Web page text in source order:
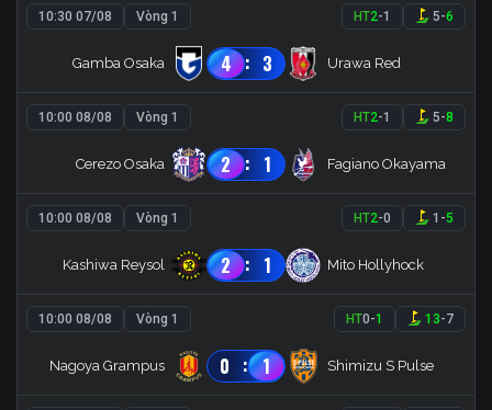
10:30 07/08 Vòng 1 HT2-1 5-6
Gamba Osaka 4 : 3 Urawa Red
10:00 08/08 Vòng 1 HT2-1 5-8
Cerezo Osaka 2 : 1 Fagiano Okayama
10:00 08/08 Vòng 1 HT2-0 1 -5
Kashiwa Reysol 2 : 1 Mito Hollyhock
10:00 08/08 Vòng 1 HT0-1 13-7
Nagoya Grampus 0 : 1 Shimizu S Pulse